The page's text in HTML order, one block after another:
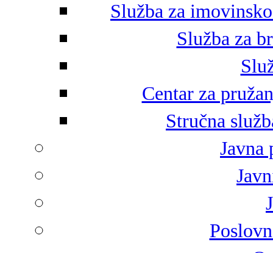
Služba za
Služba za
Centar za
Stručna
Javna